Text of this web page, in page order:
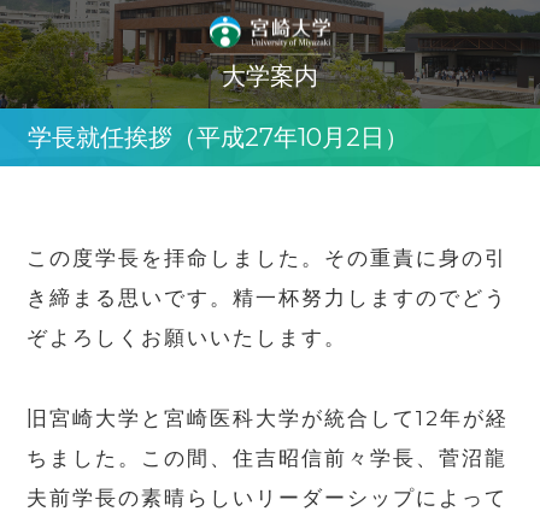
大学案内
学長就任挨拶（平成27年10月2日）
この度学長を拝命しました。その重責に身の引
き締まる思いです。精一杯努力しますのでどう
ぞよろしくお願いいたします。
旧宮崎大学と宮崎医科大学が統合して12年が経
ちました。この間、住吉昭信前々学長、菅沼龍
夫前学長の素晴らしいリーダーシップによって